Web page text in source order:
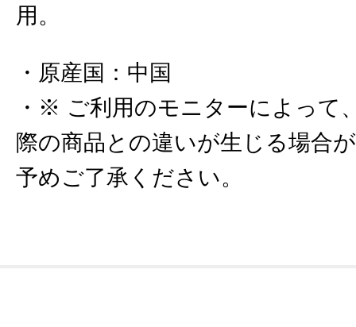
用。
原産国 ： 中国
※ ご利用のモニターによって
際の商品との違いが生じる場合
予めご了承ください。